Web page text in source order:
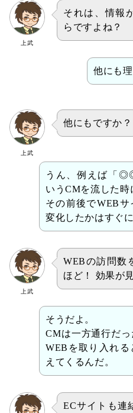
上武
それは、情報
らですよね？
他にも
上武
他にもですか？
うん、例えば「
いうCMを流した時
その前後でWEB
変化したかはすぐ
上武
WEBの訪問
ほど！ 効果が
そうだよ。
CMは一方通行だ
WEBを取り入れる
えてくるんだ。
ECサイトも連